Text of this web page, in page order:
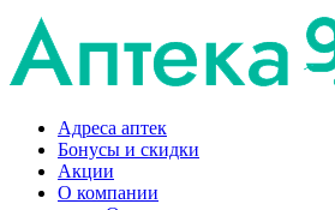
Адреса аптек
Бонусы и скидки
Акции
О компании